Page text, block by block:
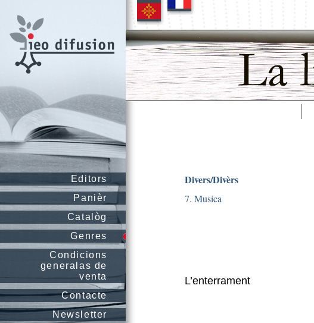
Editors
Panièr
Catalòg
Genres
Condicions
generalas de
venta
Contacte
Newsletter
Divers/Divèrs
7. Musica
L’enterrament